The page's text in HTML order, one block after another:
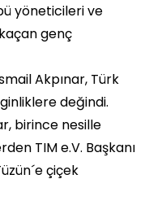
yöneticileri ve
genç
Akpınar, Türk
değindi.
birince nesille
TIM e.V. Başkanı
çiçek